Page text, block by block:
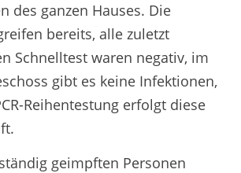
des ganzen Hauses. Die
bereits, alle zuletzt
Schnelltest waren negativ, im
gibt es keine Infektionen,
Reihentestung erfolgt diese
geimpften Personen